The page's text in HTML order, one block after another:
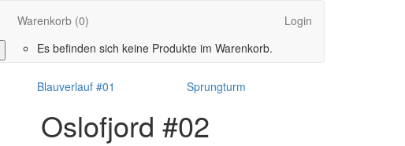
Warenkorb (0)
Es befinden sich keine Produkte im Warenkorb.
Login
Blauverlauf #01
Sprungturm
Oslofjord #02